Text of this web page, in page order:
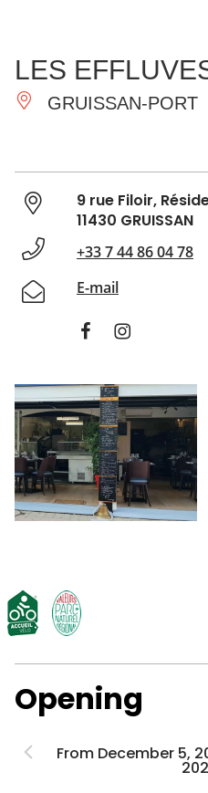
ESSENTIAL
AND
DO
LES
GRUISSAN-PORT
9 rue Filoir,
11430 GRUISSAN
+33 7 44 86 04 78
E-mail
Opening
From December 5,